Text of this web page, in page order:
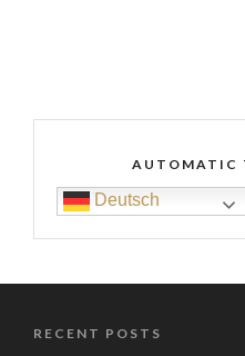
AUTOMATIC
Deutsch
RECENT POSTS